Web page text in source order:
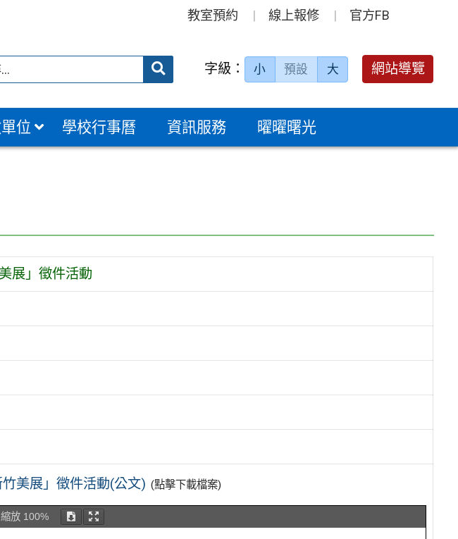
教室預約 線上報修 官方FB
送出 字級： 小 預設 大 網站導覽
位 學校行事曆 資訊服務 曜曜曙光
展」徵件活動
美展」徵件活動(公文) (點擊下載檔案)
縮放 100%